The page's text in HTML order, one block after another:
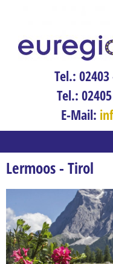
Tel.:
Tel.:
E-Mail:
Lermoos - Tirol